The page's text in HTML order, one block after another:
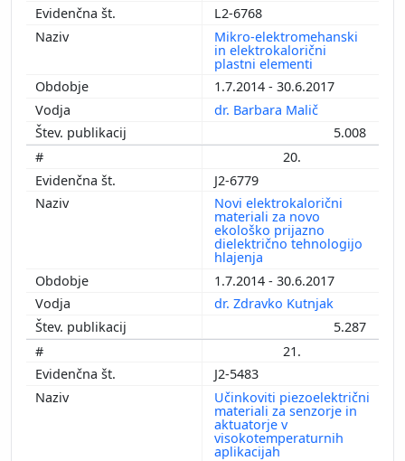
L2-6768
Mikro-elektromehanski
in elektrokalorični
plastni elementi
1.7.2014 - 30.6.2017
dr. Barbara Malič
5.008
20.
J2-6779
Novi elektrokalorični
materiali za novo
ekološko prijazno
dielektrično tehnologijo
hlajenja
1.7.2014 - 30.6.2017
dr. Zdravko Kutnjak
5.287
21.
J2-5483
Učinkoviti piezoelektrični
materiali za senzorje in
aktuatorje v
visokotemperaturnih
aplikacijah